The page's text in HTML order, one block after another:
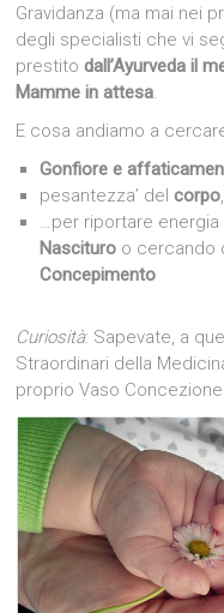
Gravidanza (ma mai nei
degli specialisti che vi
prestitodall’Ayurveda il
Mamme in attesa.
E cosa andiamo a
Gonfiore e
pesantezza’ delcorpo
…per riportare
Nascituro o cercando
Concepimento
Curiosità: Sapevate, a
Straordinari della
proprio Vaso